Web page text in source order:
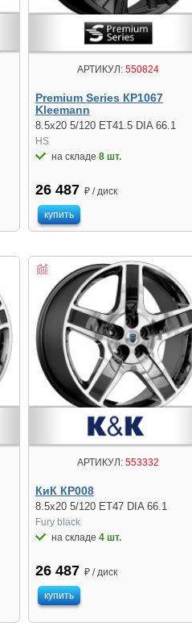
АРТИКУЛ:550824
Premium Series КР1067
Kleemann
8.5x20 5/120 ET41.5 DIA 66.1
HS
на складе 8 шт.
26 487 ₽ / диск
купить
АРТИКУЛ:553332
КиК КР008
8.5x20 5/120 ET47 DIA 66.1
Fury black
на складе 4 шт.
26 487 ₽ / диск
купить